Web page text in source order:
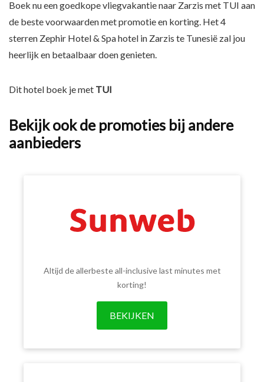
Boek nu een goedkope vliegvakantie naar Zarzis met TUI aan
de beste voorwaarden met promotie en korting. Het 4
sterren Zephir Hotel & Spa hotel in Zarzis te Tunesië zal jou
heerlijk en betaalbaar doen genieten.
Dit hotel boek je met TUI
Bekijk ook de promoties bij andere
aanbieders
Altijd de allerbeste all-inclusive last minutes met
korting!
BEKIJKEN